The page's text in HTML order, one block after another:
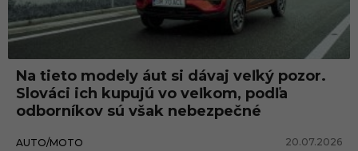
l
y
á
u
t
Na tieto modely áut si dávaj veľký pozor.
Slováci ich kupujú vo veľkom, podľa
odborníkov sú však nebezpečné
AUTO/MOTO 20.07.2026